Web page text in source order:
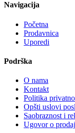
Navigacija
Početna
Prodavnica
Uporedi
Podrška
O nama
Kontakt
Politika
Opšti uslovi
Saobraznost i
Ugovor o